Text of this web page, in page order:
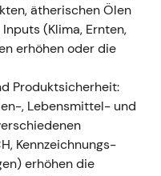
Verkauf)
das Velcorin®-
zum 1. Januar
Januar 2022 die
(Spezialist für
Januar 2022) —
Schaffelaarbos
ätherischen Ölen
(Klima, Ernten,
erhöhen oder die
Produktsicherheit:
, Lebensmittel- und
Kennzeichnungs-
erhöhen die